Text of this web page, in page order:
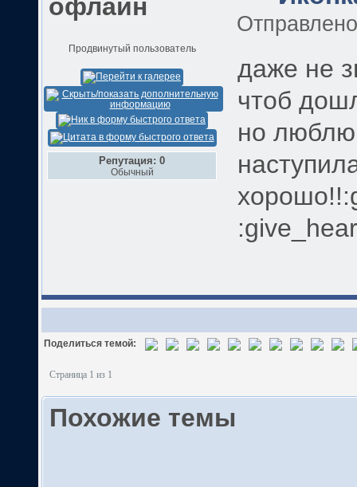
Продвинутый пользователь
Репутация: 0
Обычный
даже не
чтоб
но люблю
Поделиться темой:
Страница 1 из 1
Похожие темы